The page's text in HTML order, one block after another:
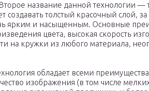
название данной технологии —
создавать толстый красочный слой,
ярким и насыщенным. Основные
цвета, высокая скорость
на кружки из любого материала,
обладает всеми
изображения (в том числе